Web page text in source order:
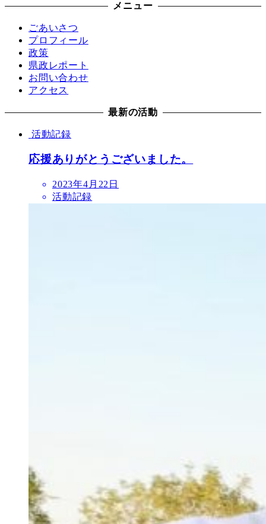
メニュー
ごあいさつ
プロフィール
政策
県政レポート
お問い合わせ
アクセス
最新の活動
活動記録
応援ありがとうございました。
2023年4月22日
活動記録